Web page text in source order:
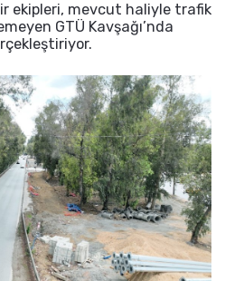
ekipleri, mevcut haliyle trafik
GTÜ Kavşağı’nda